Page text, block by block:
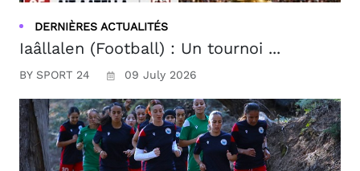
DERNIÈRES ACTUALITÉS
Iaâllalen (Football) : Un tournoi ...
BY SPORT 24 09 July 2026